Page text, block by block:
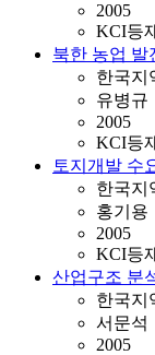
2005
KCI등
북한 농업 발
한국지
유병규
2005
KCI등
토지개발 수
한국지
홍기용
2005
KCI등
산업구조 분
한국지
서문석
2005